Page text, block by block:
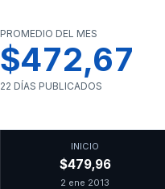
PROMEDIO DEL MES
$472,67
22 DÍAS PUBLICADOS
INICIO
$479,96
2 ene 2013